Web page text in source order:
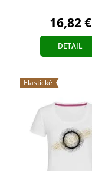
16,82 €
DETAIL
Elastické